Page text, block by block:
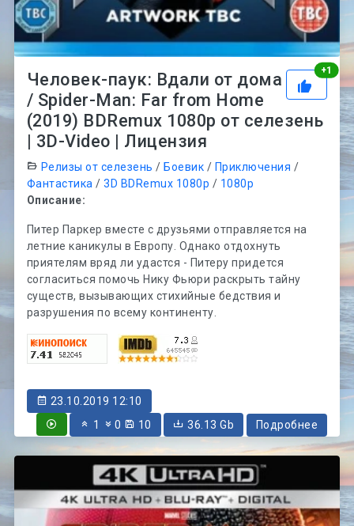
+1
Человек-паук: Вдали от дома
/ Spider-Man: Far from Home
(2019) BDRemux 1080p от селезень
| 3D-Video | Лицензия
Релизы от селезень / Боевик / Приключения /
Фантастика /3D BDRemux 1080p / 1080p
Описание:
Питер Паркер вместе с друзьями отправляется на
летние каникулы в Европу. Однако отдохнуть
приятелям вряд ли удастся - Питеру придется
согласиться помочь Нику Фьюри раскрыть тайну
существ, вызывающих стихийные бедствия и
разрушения по всему континенту.
23.10.2019 12:10
1
0 10 36.13 Gb Подробнее